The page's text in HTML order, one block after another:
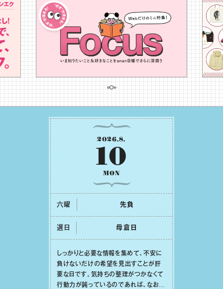
2026.8.
10
MON
六曜 先負
選日 ⺟倉⽇
しっかりと必要な情報を集めて、不安に
負けないだけの希望を⾒出すことが肝
要な⽇です。気持ちの整理がつかなくて
⾏動⼒が鈍っているのであれば、なおさ